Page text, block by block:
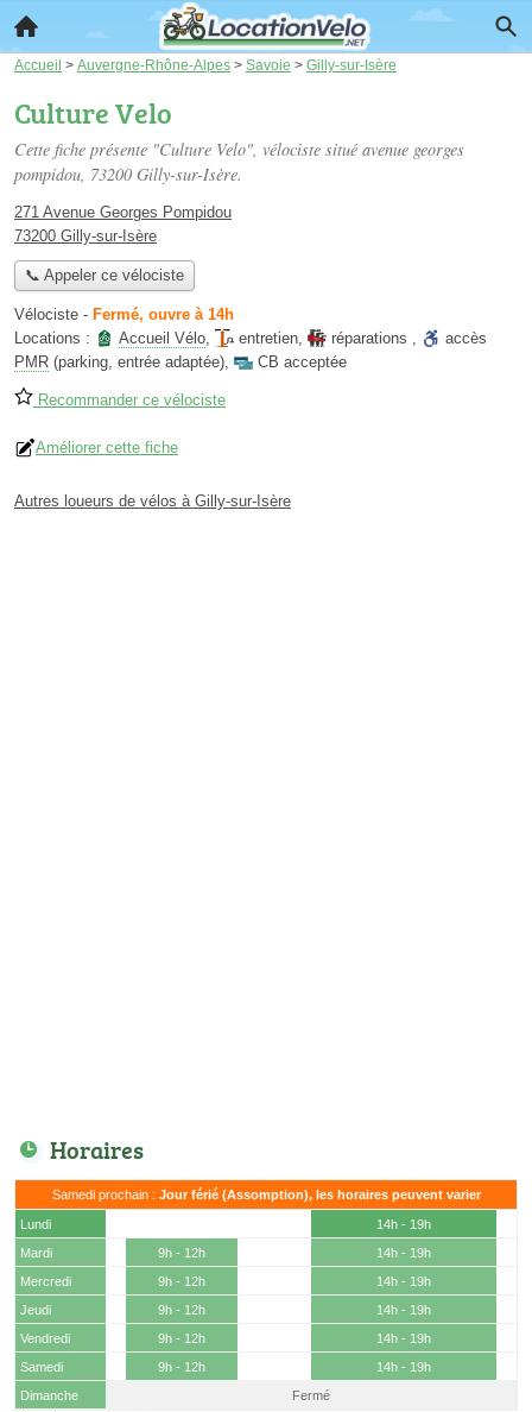
Accueil > Auvergne-Rhône-Alpes > Savoie > Gilly-sur-Isère
Culture Velo
Cette fiche présente "Culture Velo", vélociste situé avenue georges
pompidou, 73200 Gilly-sur-Isère.
271 Avenue Georges Pompidou
73200 Gilly-sur-Isère
📞 Appeler ce vélociste
Vélociste - Fermé, ouvre à 14h
Locations :
Accueil Vélo, entretien, réparations ,
accès
PMR (parking, entrée adaptée), CB acceptée
Recommander ce vélociste
Améliorer cette fiche
Autres loueurs de vélos à Gilly-sur-Isère
Horaires
Samedi prochain : Jour férié (Assomption), les horaires peuvent varier
Lundi
14h - 19h
Mardi
9h - 12h
14h - 19h
Mercredi
9h - 12h
14h - 19h
Jeudi
9h - 12h
14h - 19h
Vendredi
9h - 12h
14h - 19h
Samedi
9h - 12h
14h - 19h
Dimanche
Fermé